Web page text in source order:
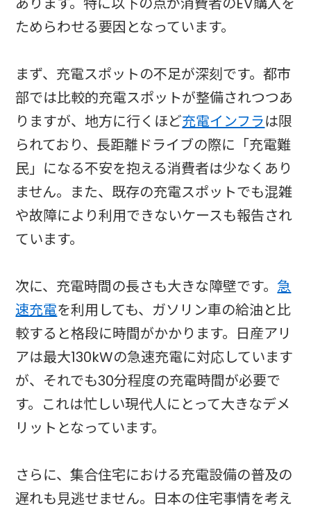
ためらわせる要因となっています。
まず、充電スポットの不足が深刻です。都市
部では比較的充電スポットが整備されつつあ
りますが、地方に行くほど充電インフラは限
られており、長距離ドライブの際に「充電難
民」になる不安を抱える消費者は少なくあり
ません。また、既存の充電スポットでも混雑
や故障により利用できないケースも報告され
ています。
次に、充電時間の長さも大きな障壁です。 急
速充電を利用しても、ガソリン車の給油と比
較すると格段に時間がかかります。日産アリ
アは最大130kWの急速充電に対応しています
が、それでも30分程度の充電時間が必要で
す。これは忙しい現代人にとって大きなデメ
リットとなっています。
さらに、集合住宅における充電設備の普及の
遅れも見逃せません。日本の住宅事情を考え